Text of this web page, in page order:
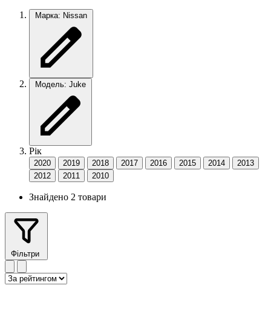
Марка: Nissan
Модель: Juke
Рік
2020 2019 2018 2017 2016 2015 2014
2013
2012
2011 2010
Знайдено 2 товари
Фільтри